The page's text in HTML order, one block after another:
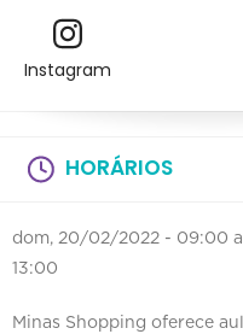
Instagram
HORÁRIOS
dom, 20/02/2022 - 09:00 a
13:00
Minas Shopping oferece